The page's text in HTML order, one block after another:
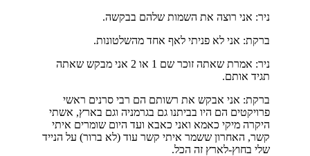
ניר: אני רוצה את השמות שלהם בבקשה.
ברקת: אני לא פניתי לאף אחד מהשלטונות.
ניר: אמרת שאתה זוכר שם 1 או 2 אני מבקש שאתה
תגיד אותם.
ברקת: אני אבקש את רשותם הם רבי סרנים ראשי
פרויקטים הם היו בביתנו גם בגרמניה וגם בארץ, אשתי
היקרה מיקי כאמא ואני כאבא ועד היום שומרים איתי
קשר, האחרון ששמר איתי קשר עוד (לא ברור) על הנייד
שלי בחוץ-לארץ זה הכל.